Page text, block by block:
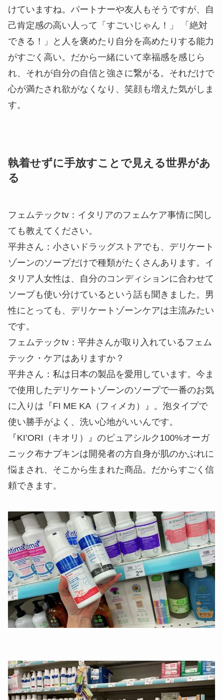
けていますね。パートナーや友人もそうですが、 自
己肯定感の高い人って「すごいじゃん！」 「絶対
できる！」と人を褒めたり自分を高めたりする能力
がすごく高い。だから一緒にいて幸福感を感じら
れ、それが自分の自信と強さに繋がる。 それだけで
心が満たされ欲がなくなり、笑顔も増えた気がしま
す。
執着せずに手放すことで見える世界があ
る
フェムテックtv： イタリアのフェムケア事情に関し
ても教えてください。
平井さん： 小さいドラッグストアでも、デリケート
ゾーンのソープだけで種類がたくさんあります。イ
タリア人女性は、自分のコンディションに合わせて
ソープも使い分けているという話も聞きました。男
性にとっても、デリケートゾーンケアは主流みたい
です。
フェムテックtv： 平井さんが取り入れているフェム
テック・ケアはありますか？
平井さん： 私は日本の製品を愛用しています。今ま
で使用したデリケートゾーンのソープで一番のお気
に入りは『FI ME KA（フィメカ）』。泡タイプで
使い勝手がよく、洗い心地がいいんです。
『KI’ORI（キオリ）』のピュアシルク100%オーガ
ニック布ナプキンは開発者の方自身が肌のかぶれに
悩まされ、そこから生まれた商品。だからすごく信
頼できます。